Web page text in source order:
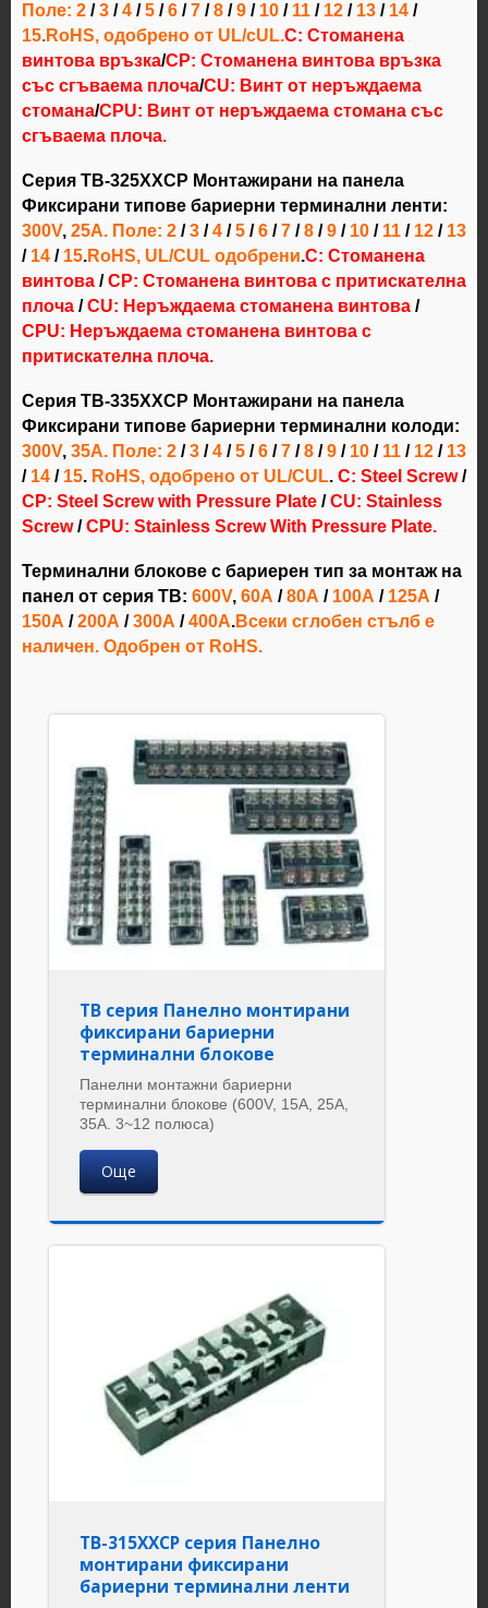
Поле: 2 /3 /4 /5 /6 /7 /8 /9 /10 /11 /12 /13 /14 /
15.RoHS, одобрено от UL/cUL.C: Стоманена
винтова връзка/CP: Стоманена винтова връзка
със сгъваема плоча/CU: Винт от неръждаема
стомана/CPU: Винт от неръждаема стомана със
сгъваема плоча.
Серия TB-325XXCP Монтажирани на панела
Фиксирани типове бариерни терминални ленти:
300V, 25А. Поле: 2 /3 /4 /5 /6 /7 /8 /9 /10 /11 /12 /13
/14 /15.RoHS, UL/CUL одобрени.С: Стоманена
винтова /CP: Стоманена винтова с притискателна
плоча /CU: Неръждаема стоманена винтова /
CPU: Неръждаема стоманена винтова с
притискателна плоча.
Серия TB-335XXCP Монтажирани на панела
Фиксирани типове бариерни терминални колоди:
300V, 35А. Поле: 2 / 3 / 4 / 5 / 6 / 7 / 8 / 9 / 10 / 11 / 12 / 13
/ 14 / 15. RoHS, одобрено от UL/CUL. C: Steel Screw/
CP: Steel Screw with Pressure Plate /CU: Stainless
Screw/CPU: Stainless Screw With Pressure Plate.
Терминални блокове с бариерен тип за монтаж на
панел от серия TB: 600V, 60А / 80А / 100А / 125А /
150А / 200А / 300А / 400А.Всеки сглобен стълб е
наличен. Одобрен от RoHS.
TB серия Панелно монтирани
фиксирани бариерни
терминални блокове
Панелни монтажни бариерни
терминални блокове (600V, 15A, 25A,
35A. 3~12 полюса)
Още
TB-315XXCP серия Панелно
монтирани фиксирани
бариерни терминални ленти